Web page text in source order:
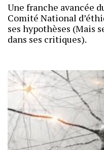
Une franche avancée
Comité National
ses hypothèses (Mais
dans ses critiques).